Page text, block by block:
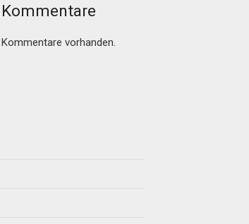
vorhanden.